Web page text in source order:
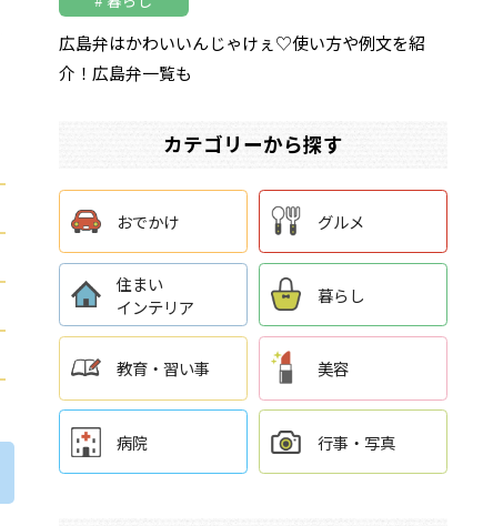
広島弁はかわいいんじゃけぇ♡使い方や例文を紹
介！広島弁一覧も
カテゴリーから探す
おでかけ グルメ
住まい
インテリア
暮らし
教育・習い事 美容
病院 行事・写真